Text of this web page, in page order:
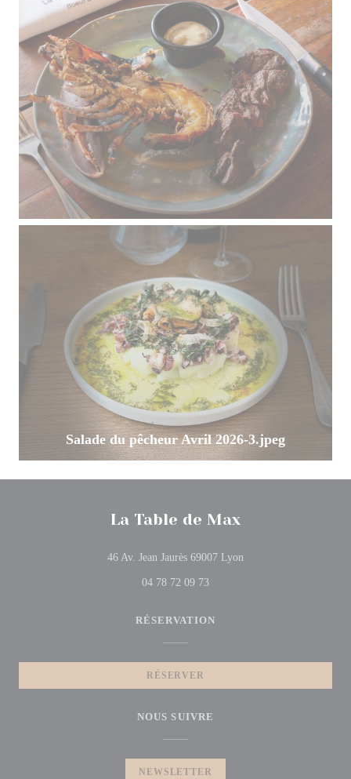
Salade du pêcheur Avril 2026-3.jpeg
La Table de Max
46 Av. Jean Jaurès 69007 Lyon
04 78 72 09 73
RÉSERVATION
RÉSERVER
NOUS SUIVRE
NEWSLETTER